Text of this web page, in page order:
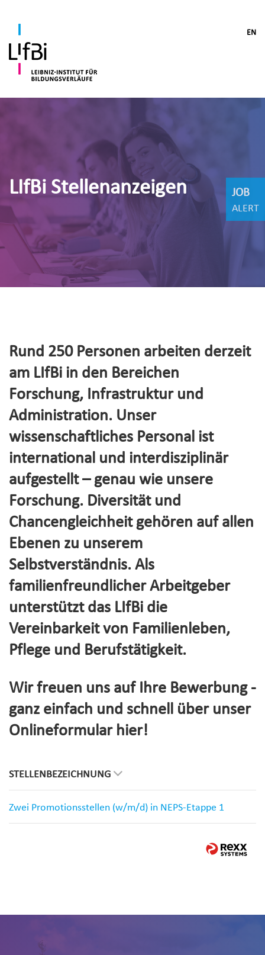
EN
LIfBi Stellenanzeigen
Rund 250 Personen arbeiten derzeit
am LIfBi in den Bereichen
Forschung, Infrastruktur und
Administration. Unser
wissenschaftliches Personal ist
international und interdisziplinär
aufgestellt – genau wie unsere
Forschung. Diversität und
Chancengleichheit gehören auf allen
Ebenen zu unserem
Selbstverständnis. Als
familienfreundlicher Arbeitgeber
unterstützt das LIfBi die
Vereinbarkeit von Familienleben,
Pflege und Berufstätigkeit.
Wir freuen uns auf Ihre Bewerbung -
ganz einfach und schnell über unser
Onlineformular hier!
STELLENBEZEICHNUNG
Zwei Promotionsstellen (w/m/d) in NEPS-Etappe 1
JOB
ALERT